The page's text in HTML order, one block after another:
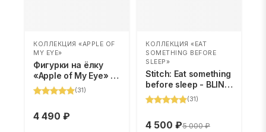
КОЛЛЕКЦИЯ «APPLE OF
MY EYE»
Фигурки на ёлку
«Apple of My Eye» –
BLIND BOX(31 )
4 490 ₽
КОЛЛЕКЦИЯ «EAT
SOMETHING BEFORE
SLEEP»
Stitch: Eat something
before sleep - BLIND
BOX
(31 )
4 500 ₽5 000 ₽